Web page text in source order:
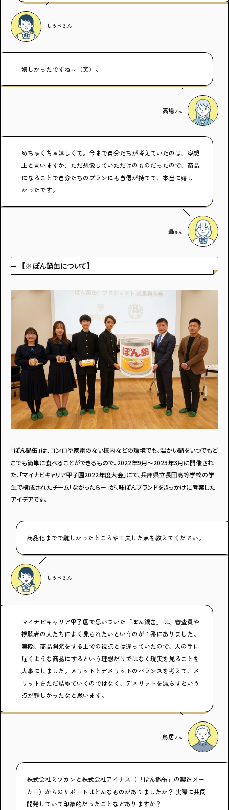
しらべさん
嬉しかったですね～（笑）。
高場さん
めちゃくちゃ嬉しくて。今まで自分たちが考えていたのは、空想
上と言いますか、ただ想像していただけのものだったので、商品
になることで自分たちのプランにも自信が持てて、本当に嬉し
かったです。
轟さん
【※ぽん鍋缶について】
「ぽん鍋缶」は、コンロや家電のない校内などの環境でも、温かい鍋をいつでもど
こでも簡単に食べることができるもので、2022年9月～2023年3月に開催され
た、「マイナビキャリア甲子園2022年度大会」にて、兵庫県立長田高等学校の学
生で構成されたチーム「ながったらー」が、味ぽんブランドをきっかけに考案した
アイデアです。
商品化までで難しかったところや工夫した点を教えてください。
しらべさん
マイナビキャリア甲子園で思いついた「ぽん鍋缶」は、審査員や
視聴者の人たちによく見られたいというのが１番にありました。
実際、商品開発をする上での視点とは違っていたので、人の手に
届くような商品にするという理想だけではなく現実を見ることを
大事にしました。メリットとデメリットのバランスを考えて、メ
リットをただ詰めていくのではなく、デメリットを減らすという
点が難しかったなと思います。
鳥居さん
株式会社ミツカンと株式会社アイナス（「ぽん鍋缶」の製造メー
カー）からのサポートはどんなものがありましたか？ 実際に共同
開発していて印象的だったことなどありますか？